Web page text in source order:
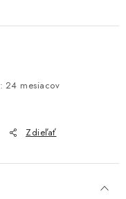
: 24 mesiacov
Zdieľať